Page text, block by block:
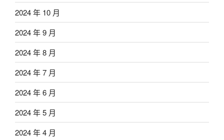
2024 年 10 月
2024 年 9 月
2024 年 8 月
2024 年 7 月
2024 年 6 月
2024 年 5 月
2024 年 4 月